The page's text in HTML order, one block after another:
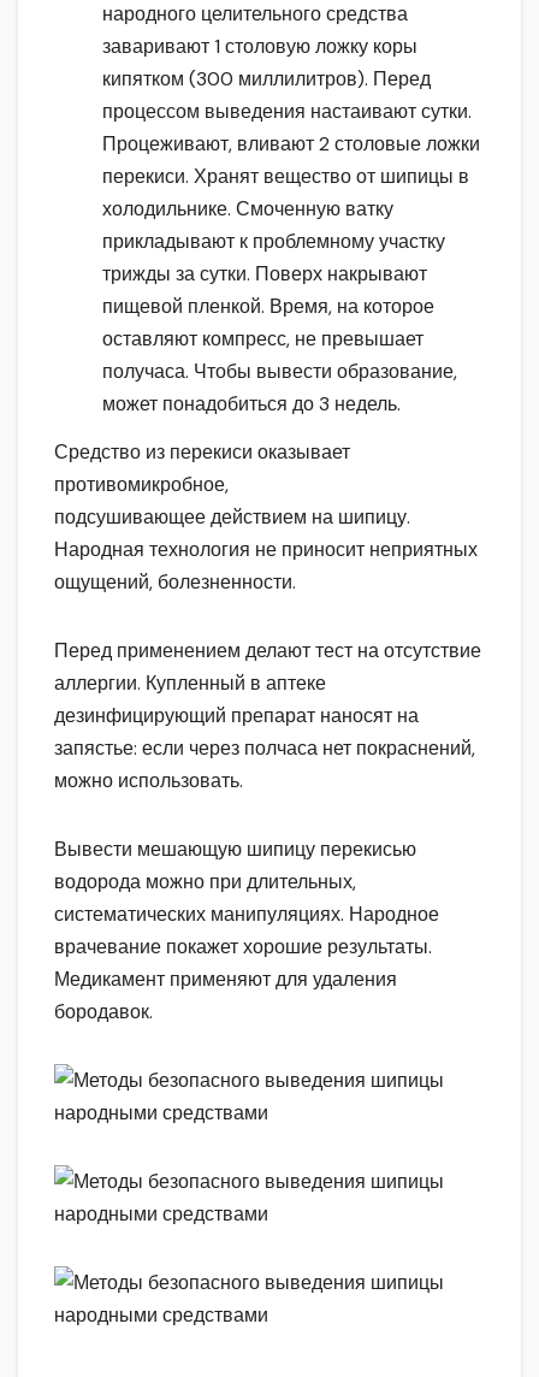
народного целительного средства
заваривают 1 столовую ложку коры
кипятком (300 миллилитров). Перед
процессом выведения настаивают сутки.
Процеживают, вливают 2 столовые ложки
перекиси. Хранят вещество от шипицы в
холодильнике. Смоченную ватку
прикладывают к проблемному участку
трижды за сутки. Поверх накрывают
пищевой пленкой. Время, на которое
оставляют компресс, не превышает
получаса. Чтобы вывести образование,
может понадобиться до 3 недель.
Средство из перекиси оказывает
противомикробное,
подсушивающее действием на шипицу.
Народная технология не приносит неприятных
ощущений, болезненности.
Перед применением делают тест на отсутствие
аллергии. Купленный в аптеке
дезинфицирующий препарат наносят на
запястье: если через полчаса нет покраснений,
можно использовать.
Вывести мешающую шипицу перекисью
водорода можно при длительных,
систематических манипуляциях. Народное
врачевание покажет хорошие результаты.
Медикамент применяют для удаления
бородавок.